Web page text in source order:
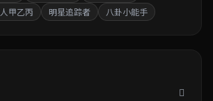
甲乙丙 明星追踪者 八卦小能手